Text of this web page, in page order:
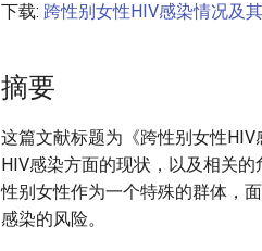
下载: 跨性别女性HIV感染情况及
摘要
这篇文献标题为《跨性别女性
HIV感染方面的现状，以及相关
性别女性作为一个特殊的群体，
感染的风险。